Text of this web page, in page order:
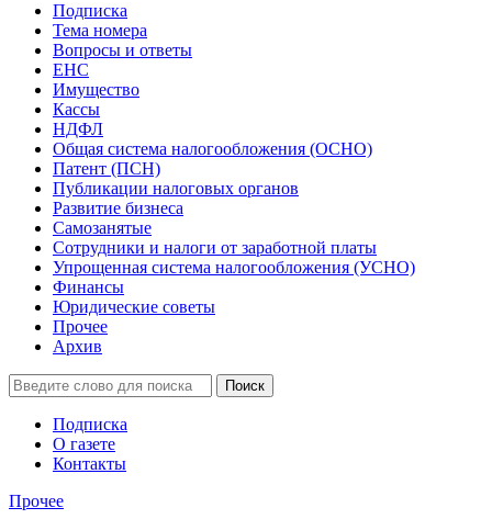
Подписка
Тема номера
Вопросы и ответы
ЕНС
Имущество
Кассы
НДФЛ
Общая система налогообложения (ОСНО)
Патент (ПСН)
Публикации налоговых органов
Развитие бизнеса
Самозанятые
Сотрудники и налоги от заработной платы
Упрощенная система налогообложения (УСНО)
Финансы
Юридические советы
Прочее
Архив
Подписка
О газете
Контакты
Прочее